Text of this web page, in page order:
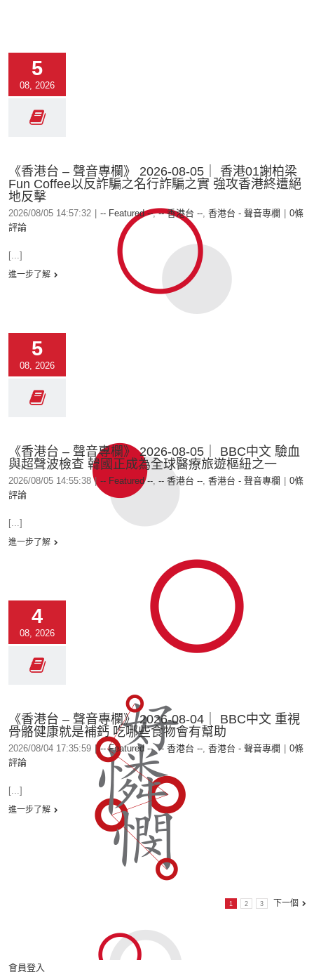
5
08, 2026
《香港台 – 聲音專欄》 2026-08-05｜ 香港01謝柏梁
Fun Coffee以反詐騙之名行詐騙之實 強攻香港終遭絕
地反擊
2026/08/05 14:57:32 -- Featured --,-- 香港台 --, 香港台 - 聲音專欄
0條
評論
[...]
進一步了解
5
08, 2026
《香港台 – 聲音專欄》 2026-08-05｜ BBC中文 驗血
與超聲波檢查 韓國正成為全球醫療旅遊樞紐之一
2026/08/05 14:55:38 | -- Featured --, -- 香港台 --, 香港台 - 聲音專欄
0條
評論
[...]
進一步了解
4
08, 2026
《香港台 – 聲音專欄》 2026-08-04｜ BBC中文 重視
骨骼健康就是補鈣 吃哪些食物會有幫助
2026/08/04 17:35:59 | -- Featured --,-- 香港台 --, 香港台 - 聲音專欄
0條
評論
[...]
進一步了解
1 2 3 下一個
會員登入